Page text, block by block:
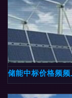
储能中标价格频